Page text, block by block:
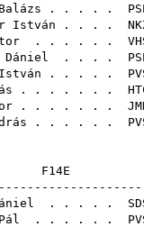
. . . . .
István . . . .
. . . . . .
Dániel . . . .
. . . . .
. . . . . . .
. . . . . . .
. . . . . .
F14E
. . . . .
. . . . . .